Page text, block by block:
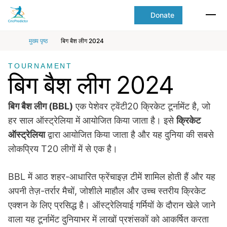
Skip to Main content
Donate
मुख्य पृष्ठ बिग बैश लीग 2024
main
content
TOURNAMENT
बिग बैश लीग 2024
बिग बैश लीग (BBL) एक पेशेवर ट्वेंटी20 क्रिकेट टूर्नामेंट है, जो
हर साल ऑस्ट्रेलिया में आयोजित किया जाता है। इसेक्रिकेट
ऑस्ट्रेलियाद्वारा आयोजित किया जाता है और यह दुनिया की सबसे
लोकप्रिय T20 लीगों में से एक है।
BBL में आठ शहर-आधारित फ्रेंचाइज़ टीमें शामिल होती हैं और यह
अपनी तेज़-तर्रार मैचों, जोशीले माहौल और उच्च स्तरीय क्रिकेट
एक्शन के लिए प्रसिद्ध है। ऑस्ट्रेलियाई गर्मियों के दौरान खेले जाने
वाला यह टूर्नामेंट दुनियाभर में लाखों प्रशंसकों को आकर्षित करता